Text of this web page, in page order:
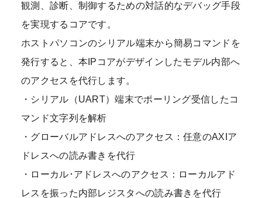
観測、診断、制御するための対話的なデバッグ手段
を実現するコアです。
ホストパソコンのシリアル端末から簡易コマンドを
発行すると、本IPコアがデザインしたモデル内部へ
のアクセスを代行します。
・シリアル（UART）端末でポーリング受信したコ
マンド文字列を解析
・グローバルアドレスへのアクセス：任意のAXIア
ドレスへの読み書きを代行
・ローカル･アドレスへのアクセス：ローカルアド
レスを振った内部レジスタへの読み書きを代行